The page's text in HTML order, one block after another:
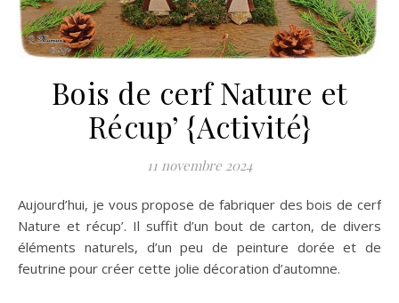
Bois de cerf Nature et
Récup’ {Activité}
11 novembre 2024
Aujourd’hui, je vous propose de fabriquer des bois de cerf
Nature et récup’. Il suffit d’un bout de carton, de divers
éléments naturels, d’un peu de peinture dorée et de
feutrine pour créer cette jolie décoration d’automne.